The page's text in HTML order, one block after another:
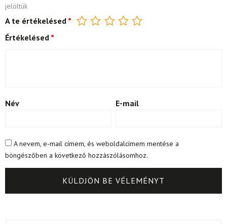
jelöltük
A te értékelésed *
Értékelésed *
Név E-mail
A nevem, e-mail címem, és weboldalcímem mentése a
böngészőben a következő hozzászólásomhoz.